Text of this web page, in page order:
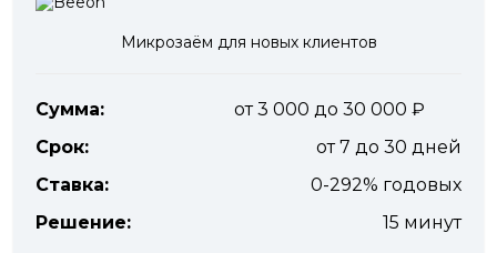
Микрозаём для новых клиентов
Сумма:
от 3 000 до 30 000
Срок:
от 7 до 30 дней
Ставка:
0-292% годовых
Решение:
15 минут